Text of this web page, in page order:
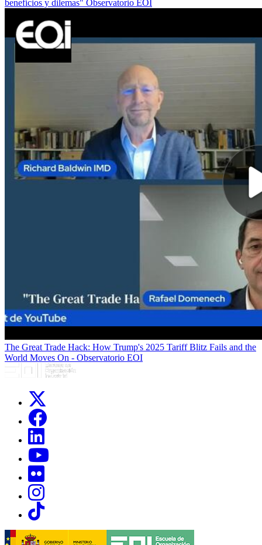
beneficios y dilemas" Observatorio EOI
The Great Trade Hack: How Trump's 2025 Tariff Blitz Fails and the
World Moves On - Observatorio EOI
Links, Opens in this window
Links, Opens in this window
Links, Opens in this window
Links, Opens in this window
Links, Opens in this window